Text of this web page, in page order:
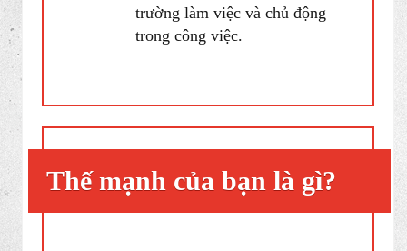
nhận xét về bản thân mình là người
thế nào?)
with new working environment
and take initiative in work.